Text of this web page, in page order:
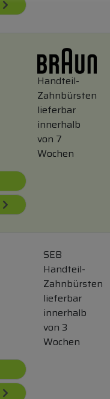
Handteil-
Zahnbürsten
lieferbar
innerhalb
von 7
Wochen
SEB
Handteil-
Zahnbürsten
lieferbar
innerhalb
von 3
Wochen